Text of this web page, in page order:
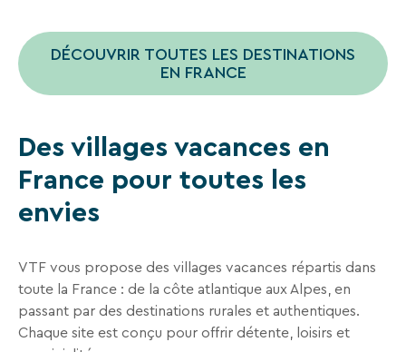
DÉCOUVRIR TOUTES LES DESTINATIONS
EN FRANCE
Des villages vacances en
France pour toutes les
envies
VTF vous propose des villages vacances répartis dans
toute la France : de la côte atlantique aux Alpes, en
passant par des destinations rurales et authentiques.
Chaque site est conçu pour offrir détente, loisirs et
en
écrivant
contact-
Plus
sur
notre
politique
sur
la
page
mentions
légales